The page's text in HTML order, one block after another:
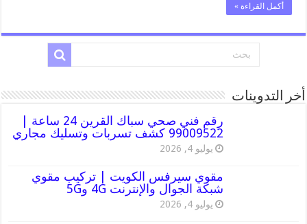
أكمل القراءة »
أخر التدوينات
رقم فني صحي سباك القرين 24 ساعة |
99009522 كشف تسربات وتسليك مجاري
يوليو 4, 2026
مقوي سيرفس الكويت | تركيب مقوي
شبكة الجوال والإنترنت 4G و5G
يوليو 4, 2026